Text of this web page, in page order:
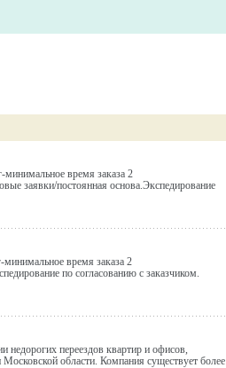
минимальное время заказа 2
заявки/постоянная основа.Экспедирование
минимальное время заказа 2
по согласованию с заказчиком.
переездов квартир и офисов,
области. Компания существует более